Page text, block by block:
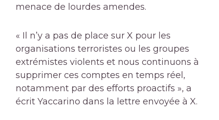
menace de lourdes amendes.
« Il n’y a pas de place sur X pour les
organisations terroristes ou les groupes
extrémistes violents et nous continuons à
supprimer ces comptes en temps réel,
notamment par des efforts proactifs », a
écrit Yaccarino dans la lettre envoyée à X.